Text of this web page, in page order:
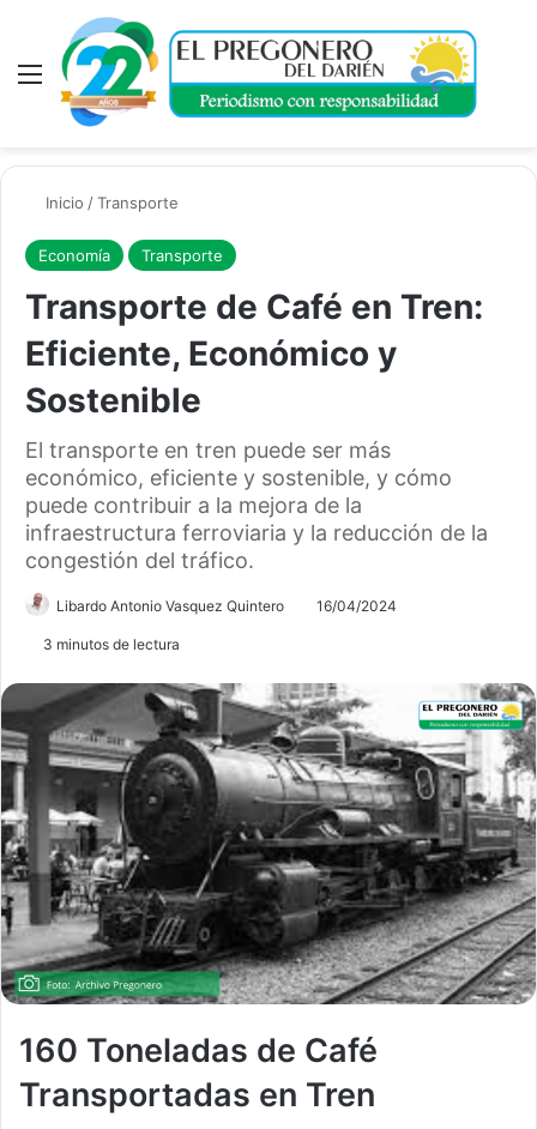
Menú
Inicio /Transporte
Economía Transporte
Transporte de Café en Tren:
Eficiente, Económico y
Sostenible
El transporte en tren puede ser más
económico, eficiente y sostenible, y cómo
puede contribuir a la mejora de la
infraestructura ferroviaria y la reducción de la
congestión del tráfico.
Libardo Antonio Vasquez Quintero 16/04/2024
3 minutos de lectura
160 Toneladas de Café
Transportadas en Tren